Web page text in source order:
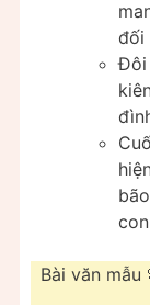
đối
Đôi
Bài văn mẫu